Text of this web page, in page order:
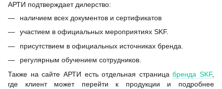
АРТИ подтверждает дилерство:
наличием всех документов и сертификатов
участием в официальных мероприятиях SKF.
присутствием в официальных источниках бренда.
регулярным обучением сотрудников.
Также на сайте АРТИ есть отдельная страницабренда SKF,
где клиент может перейти к продукции и подробнее